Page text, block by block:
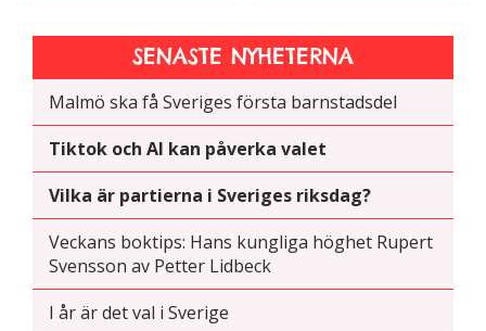
SENASTE NYHETERNA
Malmö ska få Sveriges första barnstadsdel
Tiktok och AI kan påverka valet
Vilka är partierna i Sveriges riksdag?
Veckans boktips: Hans kungliga höghet Rupert
Svensson av Petter Lidbeck
I år är det val i Sverige
under ditt
du nekar de
här kakorna
kommer viss
funktionalitet
att försvinna
från
Marknadsföring